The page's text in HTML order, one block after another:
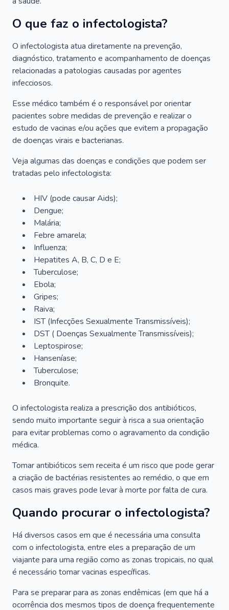
O que faz o infectologista?
O infectologista atua diretamente na prevenção,
diagnóstico, tratamento e acompanhamento de doenças
relacionadas a patologias causadas por agentes
infecciosos.
Esse médico também é o responsável por orientar
pacientes sobre medidas de prevenção e realizar o
estudo de vacinas e/ou ações que evitem a propagação
de doenças virais e bacterianas.
Veja algumas das doenças e condições que podem ser
tratadas pelo infectologista:
HIV (pode causar Aids);
Dengue;
Malária;
Febre amarela;
Influenza;
Hepatites A, B, C, D e E;
Tuberculose;
Ebola;
Gripes;
Raiva;
IST (Infecções Sexualmente Transmissíveis);
DST ( Doenças Sexualmente Transmissíveis);
Leptospirose;
Hanseníase;
Tuberculose;
Bronquite.
O infectologista realiza a prescrição dos antibióticos,
sendo muito importante seguir à risca a sua orientação
para evitar problemas como o agravamento da condição
médica.
Tomar antibióticos sem receita é um risco que pode gerar
a criação de bactérias resistentes ao remédio, o que em
casos mais graves pode levar à morte por falta de cura.
Quando procurar o infectologista?
Há diversos casos em que é necessária uma consulta
com o infectologista, entre eles a preparação de um
viajante para uma região como as zonas tropicais, no qual
é necessário tomar vacinas específicas.
Para se preparar para as zonas endêmicas (em que há a
ocorrência dos mesmos tipos de doença frequentemente